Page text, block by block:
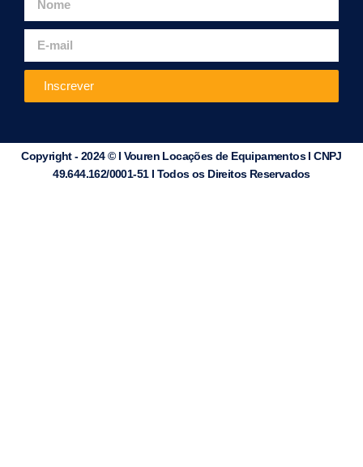
Inscrever
Copyright - 2024 © I Vouren Locações de Equipamentos I CNPJ
49.644.162/0001-51 I Todos os Direitos Reservados